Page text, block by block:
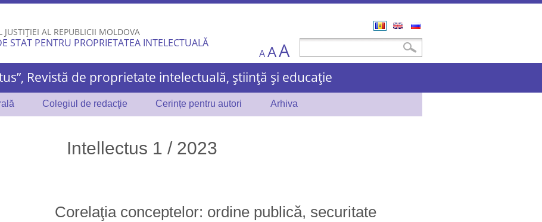
Skip to
content
JUSTIȚIEI AL REPUBLICII MOLDOVA
STAT PENTRU PROPRIETATEA INTELECTUALĂ Căutare
A AA
Revistă de proprietate intelectuală, știință și educație
Colegiul de redacţie Cerințe pentru autori Arhiva
Intellectus 1 / 2023
Corelaţia conceptelor: ordine publică, securitate